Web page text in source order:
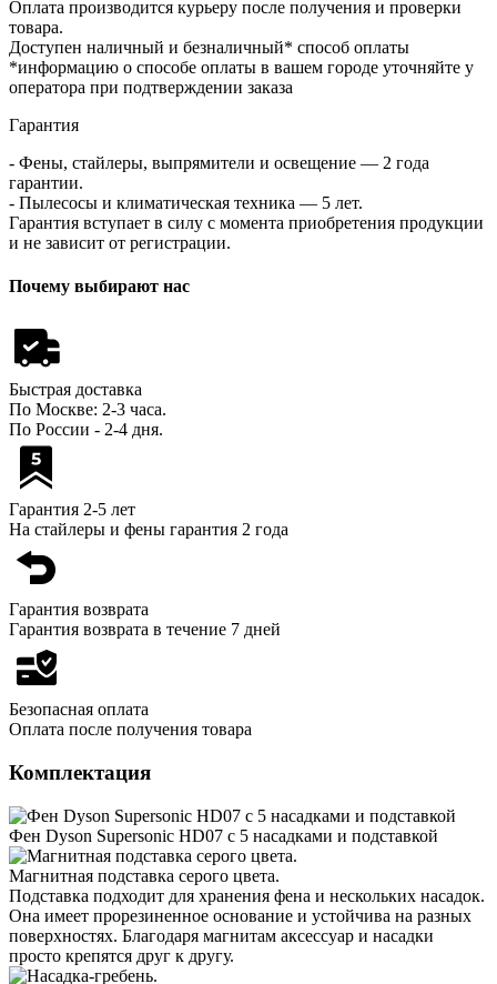
Оплата производится курьеру после получения и проверки
товара.
Доступен наличный и безналичный* способ оплаты
*информацию о способе оплаты в вашем городе уточняйте у
оператора при подтверждении заказа
Гарантия
- Фены, стайлеры, выпрямители и освещение — 2 года
гарантии.
- Пылесосы и климатическая техника — 5 лет.
Гарантия вступает в силу с момента приобретения продукции
и не зависит от регистрации.
Почему выбирают нас
Быстрая доставка
По Москве: 2-3 часа.
По России - 2-4 дня.
Гарантия 2-5 лет
На стайлеры и фены гарантия 2 года
Гарантия возврата
Гарантия возврата в течение 7 дней
Безопасная оплата
Оплата после получения товара
Комплектация
Фен Dyson Supersonic HD07 с 5 насадками и подставкой
Магнитная подставка серого цвета.
Подставка подходит для хранения фена и нескольких насадок.
Она имеет прорезиненное основание и устойчива на разных
поверхностях. Благодаря магнитам аксессуар и насадки
просто крепятся друг к другу.